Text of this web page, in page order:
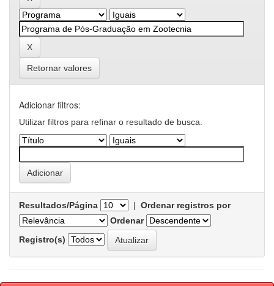
Retornar valores
Adicionar filtros:
Utilizar filtros para refinar o resultado de busca.
Resultados/Página | Ordenar registros por
Ordenar
Registro(s)